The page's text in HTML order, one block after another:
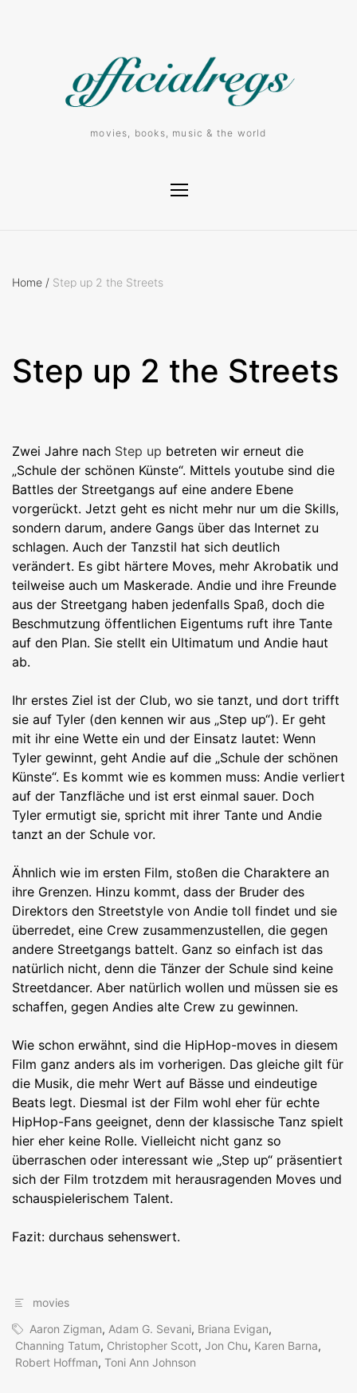
movies, books, music & the world
Home / Step up 2 the Streets
Step up 2 the Streets
Zwei Jahre nach Step up betreten wir erneut die
„Schule der schönen Künste“. Mittels youtube sind die
Battles der Streetgangs auf eine andere Ebene
vorgerückt. Jetzt geht es nicht mehr nur um die Skills,
sondern darum, andere Gangs über das Internet zu
schlagen. Auch der Tanzstil hat sich deutlich
verändert. Es gibt härtere Moves, mehr Akrobatik und
teilweise auch um Maskerade. Andie und ihre Freunde
aus der Streetgang haben jedenfalls Spaß, doch die
Beschmutzung öffentlichen Eigentums ruft ihre Tante
auf den Plan. Sie stellt ein Ultimatum und Andie haut
ab.
Ihr erstes Ziel ist der Club, wo sie tanzt, und dort trifft
sie auf Tyler (den kennen wir aus „Step up“). Er geht
mit ihr eine Wette ein und der Einsatz lautet: Wenn
Tyler gewinnt, geht Andie auf die „Schule der schönen
Künste“. Es kommt wie es kommen muss: Andie verliert
auf der Tanzfläche und ist erst einmal sauer. Doch
Tyler ermutigt sie, spricht mit ihrer Tante und Andie
tanzt an der Schule vor.
Ähnlich wie im ersten Film, stoßen die Charaktere an
ihre Grenzen. Hinzu kommt, dass der Bruder des
Direktors den Streetstyle von Andie toll findet und sie
überredet, eine Crew zusammenzustellen, die gegen
andere Streetgangs battelt. Ganz so einfach ist das
natürlich nicht, denn die Tänzer der Schule sind keine
Streetdancer. Aber natürlich wollen und müssen sie es
schaffen, gegen Andies alte Crew zu gewinnen.
Wie schon erwähnt, sind die HipHop-moves in diesem
Film ganz anders als im vorherigen. Das gleiche gilt für
die Musik, die mehr Wert auf Bässe und eindeutige
Beats legt. Diesmal ist der Film wohl eher für echte
HipHop-Fans geeignet, denn der klassische Tanz spielt
hier eher keine Rolle. Vielleicht nicht ganz so
überraschen oder interessant wie „Step up“ präsentiert
sich der Film trotzdem mit herausragenden Moves und
schauspielerischem Talent.
Fazit: durchaus sehenswert.
movies
Aaron Zigman, Adam G. Sevani, Briana Evigan,
Channing Tatum, Christopher Scott, Jon Chu, Karen Barna,
Robert Hoffman, Toni Ann Johnson